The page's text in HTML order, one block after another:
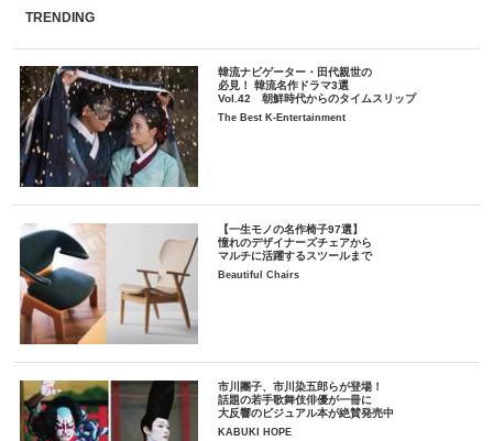
TRENDING
韓流ナビゲーター・田代親世の
必見！ 韓流名作ドラマ3選
Vol.42 朝鮮時代からのタイムスリップ
The Best K-Entertainment
【一生モノの名作椅子97選】
憧れのデザイナーズチェアから
マルチに活躍するスツールまで
Beautiful Chairs
市川團子、市川染五郎らが登場！
話題の若手歌舞伎俳優が一冊に
大反響のビジュアル本が絶賛発売中
KABUKI HOPE